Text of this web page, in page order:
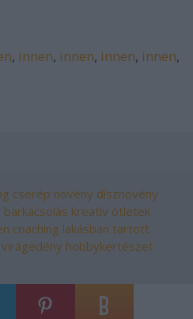
, innen, innen, innen, innen,
cserép növény dísznövény
barkácsolás kreatív ötletek
coaching lakásban tartott
virágedény hobbykertészet